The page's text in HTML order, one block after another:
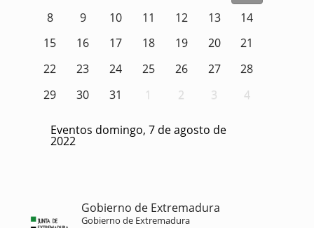
8
9 10 11 12 13
14
15
16 17 18 19 20
21
22
23 24 25 26 27
28
29
30 31 1 2 3 4
Eventos domingo, 7 de agosto de
2022
Gobierno de Extremadura
Gobierno de Extremadura